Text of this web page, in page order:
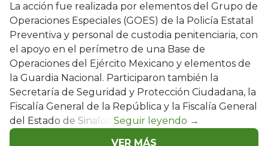
La acción fue realizada por elementos del Grupo de
Operaciones Especiales (GOES) de la Policía Estatal
Preventiva y personal de custodia penitenciaria, con
el apoyo en el perímetro de una Base de
Operaciones del Ejército Mexicano y elementos de
la Guardia Nacional. Participaron también la
Secretaría de Seguridad y Protección Ciudadana, la
Fiscalía General de la República y la Fiscalía General
del Estado de Sinaloa.
VER MÁS